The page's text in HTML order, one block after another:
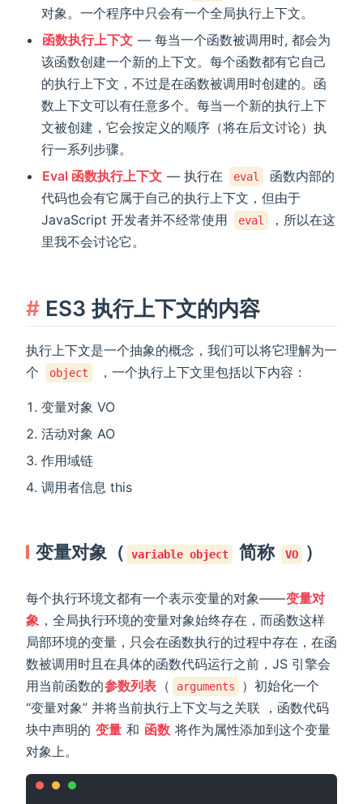
对象。一个程序中只会有一个全局执行上下文。
函数执行上下文 — 每当一个函数被调用时, 都会为
该函数创建一个新的上下文。每个函数都有它自己
的执行上下文，不过是在函数被调用时创建的。函
数上下文可以有任意多个。每当一个新的执行上下
文被创建，它会按定义的顺序（将在后文讨论）执
行一系列步骤。
Eval 函数执行上下文 — 执行在 eval
函数内部的
代码也会有它属于自己的执行上下文，但由于
JavaScript 开发者并不经常使用
eval
，所以在这
里我不会讨论它。
ES3 执行上下文的内容
执行上下文是一个抽象的概念，我们可以将它理解为一
个
object ，一个执行上下文里包括以下内容：
变量对象 VO
活动对象 AO
作用域链
调用者信息 this
变量对象（ variable object 简称 VO ）
每个执行环境文都有一个表示变量的对象——变量对
象 ，全局执行环境的变量对象始终存在，而函数这样
局部环境的变量，只会在函数执行的过程中存在，在函
数被调用时且在具体的函数代码运行之前，JS 引擎会
用当前函数的参数列表 （ arguments
）初始化一个
“变量对象” 并将当前执行上下文与之关联 ，函数代码
块中声明的 变量 和 函数 将作为属性添加到这个变量
对象上。